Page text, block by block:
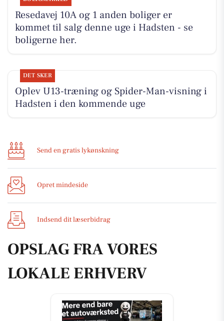
Resedavej 10A og 1 anden boliger er
kommet til salg denne uge i Hadsten - se
boligerne her.
DET SKER
Oplev U13-træning og Spider-Man-visning i
Hadsten i den kommende uge
Send en gratis lykønskning
Opret mindeside
Indsend dit læserbidrag
OPSLAG FRA VORES
LOKALE ERHVERV